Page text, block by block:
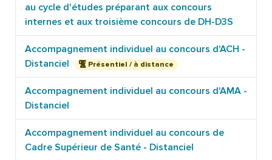
au cycle d'études préparant aux concours
internes et aux troisième concours de DH-D3S
Accompagnement individuel au concours d'ACH -
Distanciel
Présentiel / à distance
Accompagnement individuel au concours d'AMA -
Distanciel
Accompagnement individuel au concours de
Cadre Supérieur de Santé - Distanciel